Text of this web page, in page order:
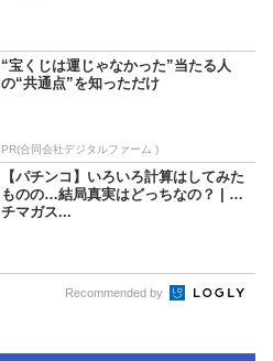
“宝くじは運じゃなかった”当たる人
の“共通点”を知っただけ
PR(合同会社デジタルファーム )
【パチンコ】いろいろ計算はしてみた
ものの…結局真実はどっちなの？ | パ
チマガス...
Recommended by